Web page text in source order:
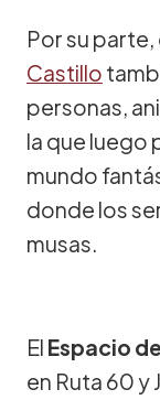
Por su
Castillo
personas,
la que luego
mundo
donde los
musas.
El Espacio
en Ruta 60 y